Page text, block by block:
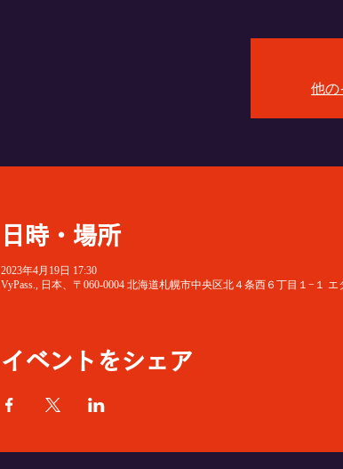
他の
日時・場所
2023年4月19日 17:30
VyPass., 日本、〒060-0004 北海道札幌市中央区北４条西６丁目１−１ エ
イベントをシェア